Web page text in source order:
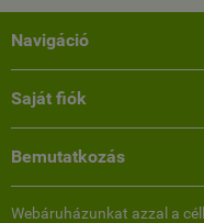
Navigáció
Saját fiók
Bemutatkozás
Webáruházunkat azzal a